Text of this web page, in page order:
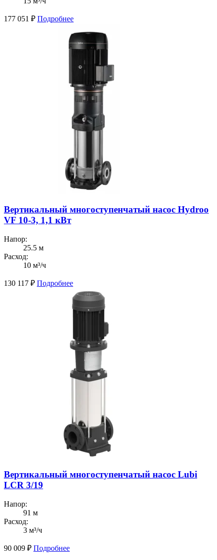
177 051 ₽ Подробнее
Вертикальный многоступенчатый насос Hydroo
VF 10-3, 1,1 кВт
Напор:
25.5 м
Расход:
10 м³/ч
130 117 ₽ Подробнее
Вертикальный многоступенчатый насос Lubi
LCR 3/19
Напор:
91 м
Расход:
3 м³/ч
90 009 ₽ Подробнее